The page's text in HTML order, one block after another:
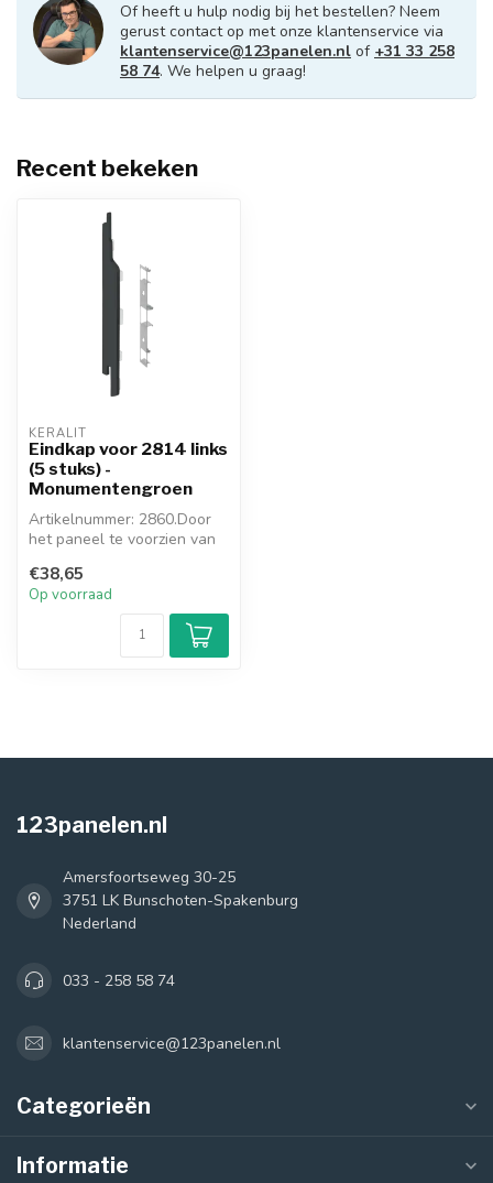
Of heeft u hulp nodig bij het bestellen? Neem
gerust contact op met onze klantenservice via
klantenservice@123panelen.nl of +31 33 258
58 74. We helpen u graag!
Recent bekeken
KERALIT
Eindkap voor 2814 links
(5 stuks) -
Monumentengroen
Artikelnummer: 2860.Door
het paneel te voorzien van
ont...
€38,65
Op voorraad
123panelen.nl
Amersfoortseweg 30-25
3751 LK Bunschoten-Spakenburg
Nederland
033 - 258 58 74
klantenservice@123panelen.nl
Categorieën
Informatie